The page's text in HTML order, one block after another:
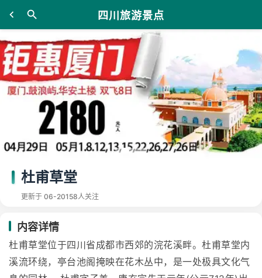
四川旅游景点
杜甫草堂
更新于 06-20158人关注
内容详情
杜甫草堂位于四川省成都市西郊的浣花溪畔。杜甫草堂内
溪流环绕，亭台池阁掩映在花木丛中，是一处极具文化气